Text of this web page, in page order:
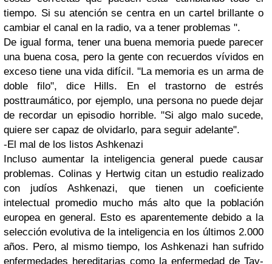
tiempo. Si su atención se centra en un cartel brillante o
cambiar el canal en la radio, va a tener problemas ".
De igual forma, tener una buena memoria puede parecer
una buena cosa, pero la gente con recuerdos vívidos en
exceso tiene una vida difícil. "La memoria es un arma de
doble filo", dice Hills. En el trastorno de estrés
posttraumático, por ejemplo, una persona no puede dejar
de recordar un episodio horrible. "Si algo malo sucede,
quiere ser capaz de olvidarlo, para seguir adelante".
-El mal de los listos Ashkenazi
Incluso aumentar la inteligencia general puede causar
problemas. Colinas y Hertwig citan un estudio realizado
con judíos Ashkenazi, que tienen un coeficiente
intelectual promedio mucho más alto que la población
europea en general. Esto es aparentemente debido a la
selección evolutiva de la inteligencia en los últimos 2.000
años. Pero, al mismo tiempo, los Ashkenazi han sufrido
enfermedades hereditarias como la enfermedad de Tay-